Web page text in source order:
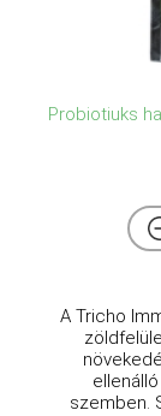
Probiotiuks
A Tricho
szemben.